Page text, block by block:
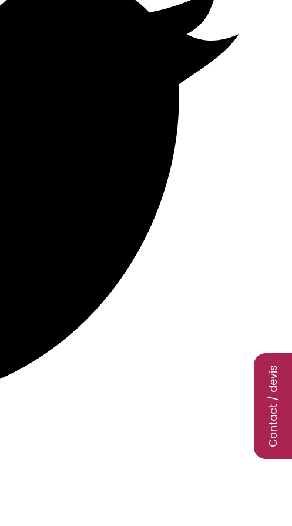
Contact / devis